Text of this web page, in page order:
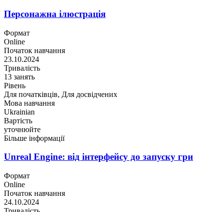
Персонажна ілюстрація
Формат
Online
Початок навчання
23.10.2024
Тривалість
13 занять
Рівень
Для початківців, Для досвідчених
Мова навчання
Ukrainian
Вартість
уточнюйте
Більше інформації
Unreal Engine: від інтерфейсу до запуску гри
Формат
Online
Початок навчання
24.10.2024